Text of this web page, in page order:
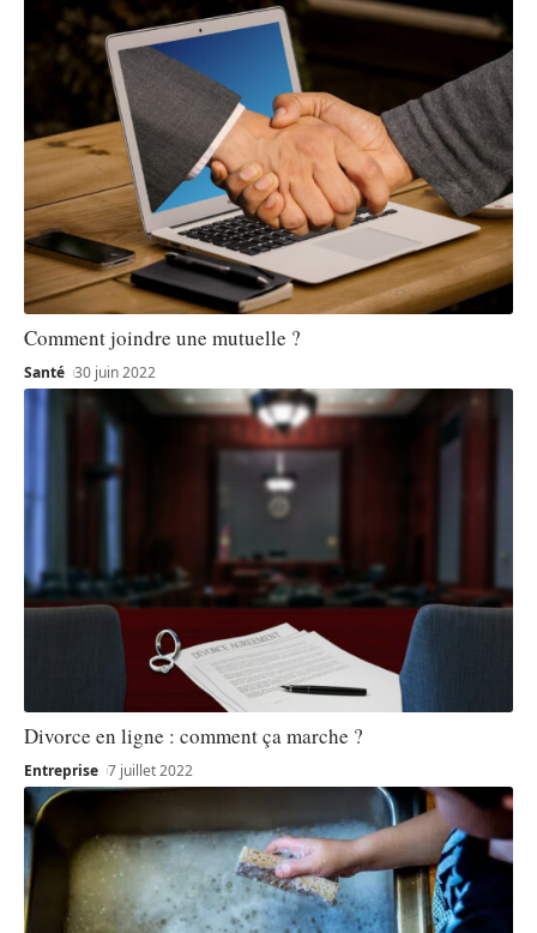
Comment joindre une mutuelle ?
Santé 30 juin 2022
Divorce en ligne : comment ça marche ?
Entreprise 7 juillet 2022